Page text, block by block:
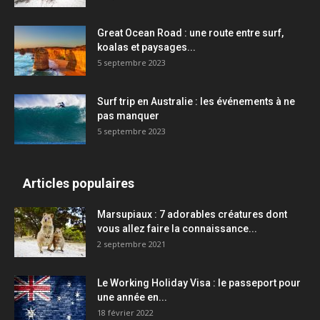
Great Ocean Road : une route entre surf,
koalas et paysages...
5 septembre 2023
Surf trip en Australie : les événements à ne
pas manquer
5 septembre 2023
Articles populaires
Marsupiaux : 7 adorables créatures dont
vous allez faire la connaissance...
2 septembre 2021
Le Working Holiday Visa : le passeport pour
une année en...
18 février 2022